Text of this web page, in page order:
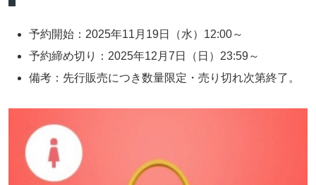
予約開始：2025年11月19日（水）12:00～
予約締め切り：2025年12月7日（日）23:59～
備考：先行販売につき数量限定・売り切れ次第終了。